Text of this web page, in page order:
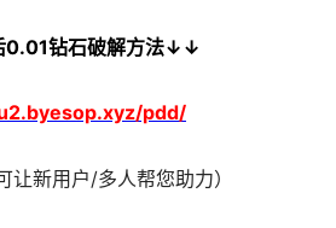
钻石破解方法↓↓
pdd/
让新用户/多人帮您助力）